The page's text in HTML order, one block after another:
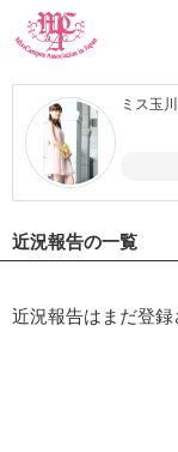
ミス玉
近況報告の一覧
近況報告はまだ登録